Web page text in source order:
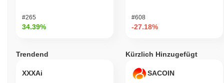
neuesten Updates und Entwicklungen auf seine anhaltende
Relevanz hinweisen. In den letzten Monaten hat das Projekt
Bitcoin-Ökosystems zu verbessern. Das Framework wird aktiv
seinem GitHub-Repository sichtbar sind. Darüber hinaus pflegt
#265
34.39%
#608
-27.18%
Trendend
XXXAi
Kürzlich Hinzugefügt
SACOIN